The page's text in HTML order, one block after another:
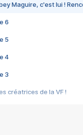
Maguire, c'est lui !
6
5
4
3
créatrices de la VF !